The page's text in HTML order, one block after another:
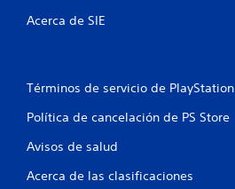
Acerca de SIE
Términos de servicio de PlayStation
Política de cancelación de PS Store
Avisos de salud
Acerca de las clasificaciones